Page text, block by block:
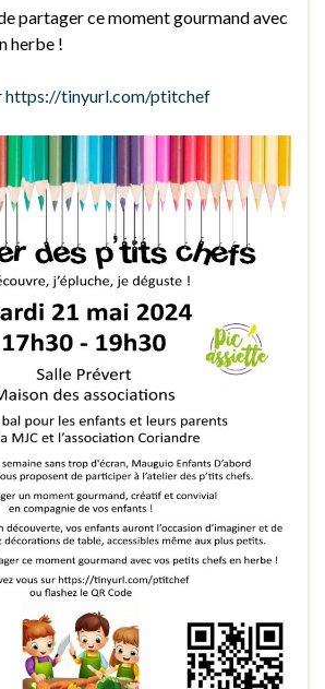
partager ce moment gourmand avec
herbe !
https://tinyurl.com/ptitchef